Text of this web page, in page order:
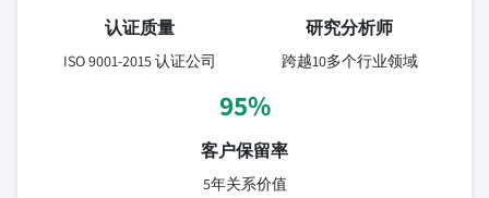
认证质量
ISO 9001-2015 认证公司
研究分析师
跨越10多个行业领域
95%
客户保留率
5年关系价值